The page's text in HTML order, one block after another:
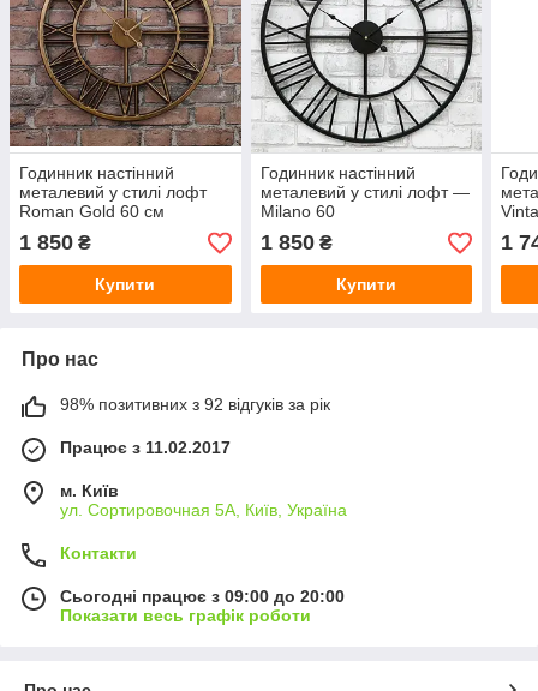
Годинник настінний
металевий у стилі лофт
Roman Gold 60 см
1 850 ₴
Купити
Годинник настінний
металевий у стилі лофт —
Milano 60
1 850₴
Купити
1
Про нас
98% позитивних з 92 відгуків за рік
Працює з 11.02.2017
м. Київ
ул. Сортировочная 5А, Київ, Україна
Контакти
Сьогодні працює з 09:00 до 20:00
Показати весь графік роботи